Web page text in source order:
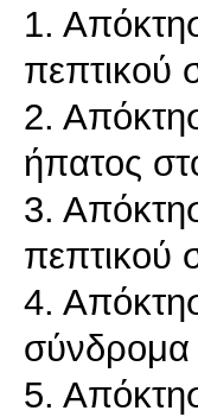
1.
πεπτικού
2.
ήπατος
3.
πεπτικού
4.
σύνδρομα
5.